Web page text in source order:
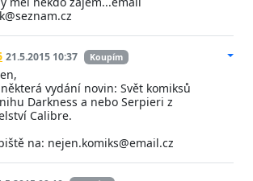
21.5.2015 10:37 Koupím
vydání novin: Svět komiksů
Darkness a nebo Serpieri z
Calibre.
na: nejen.komiks@email.cz